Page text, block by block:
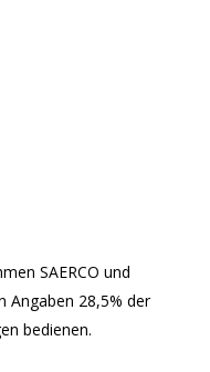
SAERCO und
Angaben 28,5% der
bedienen.